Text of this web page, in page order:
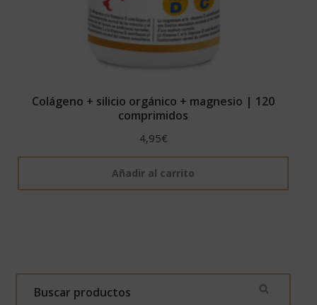
Colágeno + silicio orgánico + magnesio | 120
comprimidos
4,95€
Añadir al carrito